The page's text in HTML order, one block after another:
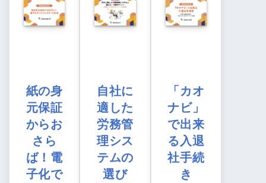
紙の身
元保証
からお
さら
ば！電
子化で
自社に
適した
労務管
理シス
テムの
選び
「カオ
ナビ」
で出来
る入退
社手続
き